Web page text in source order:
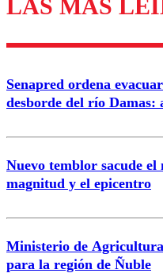
LAS MÁS
Senapred ordena
desborde del río Damas:
Nuevo temblor sacude
magnitud y el epicentro
Ministerio de
para la región de Ñuble